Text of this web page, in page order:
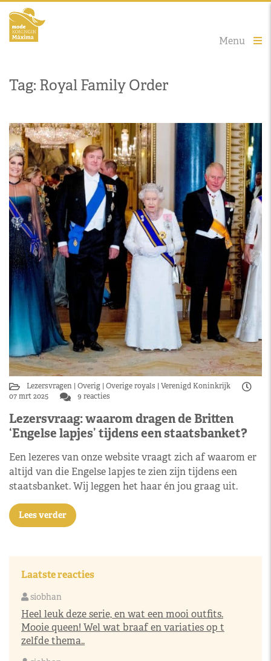
Menu
Tag: Royal Family Order
Lezersvragen Overig Overige royals
Verenigd Koninkrijk
07 mrt 2025
9 reacties
Lezersvraag: waarom dragen de Britten
‘Engelse lapjes’ tijdens een staatsbanket?
Een lezeres van onze website vraagt zich af waarom er
altijd van die Engelse lapjes te zien zijn tijdens een
staatsbanket. Wij leggen het haar én jou graag uit.
Lees verder
Laatste reacties
siobhan
Heel leuk deze serie, en wat een mooi outfits.
Mooie queen! Wel wat braaf en variaties op t
zelfde thema..